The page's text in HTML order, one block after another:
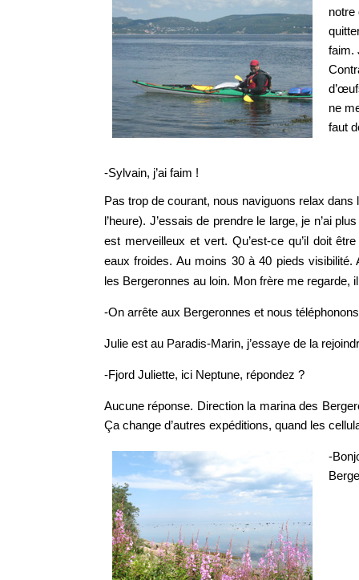
notre
faim.
ne
faut
-Sylvain, j’ai faim !
Pas trop de courant, nous naviguons relax
l’heure). J’essais de prendre le large, je n’ai
est merveilleux et vert. Qu’est-ce qu’il doit
eaux froides. Au moins 30 à 40 pieds
les Bergeronnes au loin. Mon frère me regarde,
-On arrête aux Bergeronnes et nous
Julie est au Paradis-Marin, j’essaye de la
-Fjord Juliette, ici Neptune, répondez ?
Aucune réponse. Direction la marina des
Ça change d’autres expéditions, quand les
-